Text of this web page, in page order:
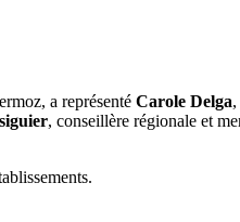
a représenté Carole Delga
, conseillère régionale et